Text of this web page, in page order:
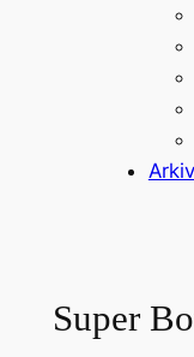
Super